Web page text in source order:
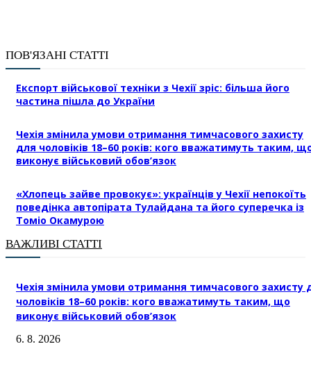
ПОВ'ЯЗАНІ СТАТТІ
Експорт військової техніки з Чехії зріс: більша його
частина пішла до України
Чехія змінила умови отримання тимчасового захисту
для чоловіків 18–60 років: кого вважатимуть таким,
виконує військовий обов’язок
«Хлопець зайве провокує»: українців у Чехії непокоїть
поведінка автопірата Тулайдана та його суперечка із
Томіо Окамурою
ВАЖЛИВІ СТАТТІ
Чехія змінила умови отримання тимчасового захисту
чоловіків 18–60 років: кого вважатимуть таким, що
виконує військовий обов’язок
6. 8. 2026